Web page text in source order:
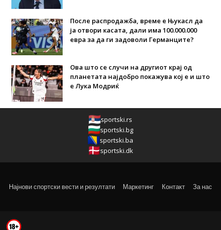
После распродажба, време е Њукасл да
ја отвори касата, дали има 100.000.000
евра за да ги задоволи Германците?
Ова што се случи на другиот крај од
планетата најдобро покажува кој е и што
е Лука Модриќ
sportski.rs
sportski.bg
sportski.ba
sportski.dk
Најнови спортски вести и резултати Маркетинг Контакт За нас